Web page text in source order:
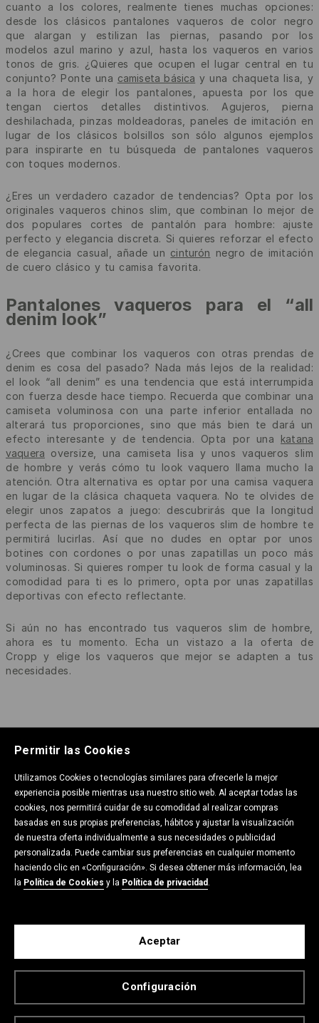
Permitir las Cookies
Utilizamos Cookies o tecnologías similares para ofrecerle la mejor
experiencia posible mientras usa nuestro sitio web. Al aceptar todas las
cookies, nos permitirá cuidar de su comodidad al realizar compras
basadas en sus propias preferencias, hábitos y ajustar la visualización
de nuestra oferta individualmente a sus necesidades o publicidad
personalizada. Puede cambiar sus preferencias en cualquier momento
haciendo clic en «Configuración». Si desea obtener más información, lea
la Política de Cookies y la Política de privacidad.
Configuración
Aceptar
cuanto a los colores, realmente tienes muchas opciones:
desde los clásicos pantalones vaqueros de color negro
que alargan y estilizan las piernas, pasando por los
modelos azul marino y azul, hasta los vaqueros en varios
tonos de gris. ¿Quieres que ocupen el lugar central en tu
conjunto? Ponte una camiseta básica y una chaqueta lisa, y
a la hora de elegir los pantalones, apuesta por los que
tengan ciertos detalles distintivos. Agujeros, pierna
deshilachada, pinzas moldeadoras, paneles de imitación en
lugar de los clásicos bolsillos son sólo algunos ejemplos
para inspirarte en tu búsqueda de pantalones vaqueros
con toques modernos.
¿Eres un verdadero cazador de tendencias? Opta por los
originales vaqueros chinos slim, que combinan lo mejor de
dos populares cortes de pantalón para hombre: ajuste
perfecto y elegancia discreta. Si quieres reforzar el efecto
de elegancia casual, añade un cinturón negro de imitación
de cuero clásico y tu camisa favorita.
Pantalones vaqueros para el “all
denim look”
¿Crees que combinar los vaqueros con otras prendas de
denim es cosa del pasado? Nada más lejos de la realidad:
el look “all denim” es una tendencia que está interrumpida
con fuerza desde hace tiempo. Recuerda que combinar una
camiseta voluminosa con una parte inferior entallada no
alterará tus proporciones, sino que más bien te dará un
efecto interesante y de tendencia. Opta por una katana
vaquera oversize, una camiseta lisa y unos vaqueros slim
de hombre y verás cómo tu look vaquero llama mucho la
atención. Otra alternativa es optar por una camisa vaquera
en lugar de la clásica chaqueta vaquera. No te olvides de
elegir unos zapatos a juego: descubrirás que la longitud
perfecta de las piernas de los vaqueros slim de hombre te
permitirá lucirlas. Así que no dudes en optar por unos
botines con cordones o por unas zapatillas un poco más
voluminosas. Si quieres romper tu look de forma casual y la
comodidad para ti es lo primero, opta por unas zapatillas
deportivas con efecto reflectante.
Si aún no has encontrado tus vaqueros slim de hombre,
ahora es tu momento. Echa un vistazo a la oferta de
Cropp y elige los vaqueros que mejor se adapten a tus
necesidades.
E-SHOP CROPP
POLÍTICA DE PRIVACIDAD